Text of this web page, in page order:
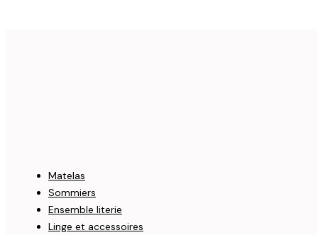
Matelas
Sommiers
Ensemble literie
Linge et accessoires